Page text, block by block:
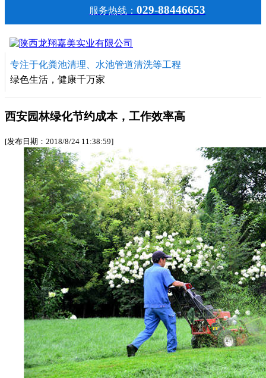
服务热线： 029-88446653
专注于化粪池清理、水池管道清洗等工程
绿色生活，健康千万家
西安园林绿化节约成本，工作效率高
[发布日期：2018/8/24 11:38:59]